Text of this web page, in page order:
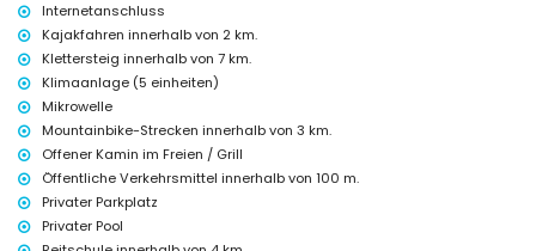
Sehenswürdigkeiten und Kultur in La Barrosa, Costa de la Luz
Kirche (Capilla del Pino), Schloss (Castillo de Sancti Petri), Ruine
(Sancti Petri) und Denkmal (Hercules) (innerhalb von 5 Kilometern von
der Unterkunft)
Museum (Museo de Chiclana, Museo del Vino y la Sal),
architektonisches Gebäude und historischer Ort (innerhalb von 10
Kilometern von der Unterkunft)
Sport
Radfahren, Angeln, Surfen und Windsurfen (innerhalb von 1000 Metern
von der Villa)
Internetanschluss
Kajakfahren innerhalb von 2 km.
Klettersteig innerhalb von 7 km.
Klimaanlage (5 einheiten)
Mikrowelle
Mountainbike-Strecken innerhalb von 3 km.
Offener Kamin im Freien / Grill
Öffentliche Verkehrsmittel innerhalb von 100 m.
Privater Parkplatz
Privater Pool